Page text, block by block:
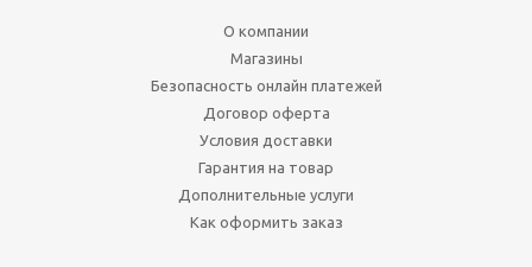
О компании
Магазины
Безопасность онлайн платежей
Договор оферта
Условия доставки
Гарантия на товар
Дополнительные услуги
Как оформить заказ